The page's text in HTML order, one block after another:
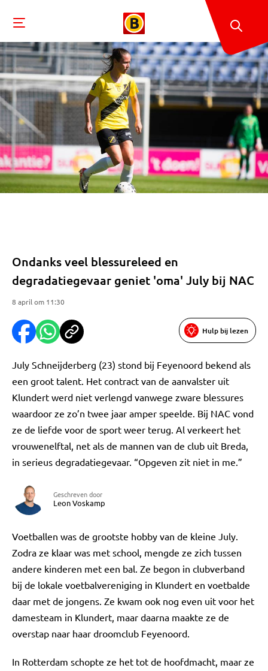
Ondanks veel blessureleed en
degradatiegevaar geniet 'oma' July bij NAC
8 april om 11:30
Hulp bij lezen
July Schneijderberg (23) stond bij Feyenoord bekend als
een groot talent. Het contract van de aanvalster uit
Klundert werd niet verlengd vanwege zware blessures
waardoor ze zo’n twee jaar amper speelde. Bij NAC vond
ze de liefde voor de sport weer terug. Al verkeert het
vrouwenelftal, net als de mannen van de club uit Breda,
in serieus degradatiegevaar. “Opgeven zit niet in me.”
Geschreven door
Leon Voskamp
Voetballen was de grootste hobby van de kleine July.
Zodra ze klaar was met school, mengde ze zich tussen
andere kinderen met een bal. Ze begon in clubverband
bij de lokale voetbalvereniging in Klundert en voetbalde
daar met de jongens. Ze kwam ook nog even uit voor het
damesteam in Klundert, maar daarna maakte ze de
overstap naar haar droomclub Feyenoord.
In Rotterdam schopte ze het tot de hoofdmacht, maar ze